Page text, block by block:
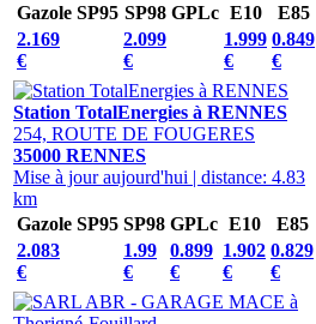
Gazole SP95 SP98 GPLc E10
E85
2.169
€
2.099
€
1.999
€
0.849
€
Station TotalEnergies à RENNES
254, ROUTE DE FOUGERES
35000 RENNES
Mise à jour aujourd'hui | distance: 4.83
km
Gazole SP95 SP98 GPLc E10
E85
2.083
€
1.99
€
0.899
€
1.902
€
0.829
€